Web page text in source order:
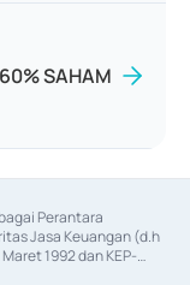
SAHAM
Perantara
Jasa Keuangan (d.h
1992 dan KEP-
Penjamin Emisi